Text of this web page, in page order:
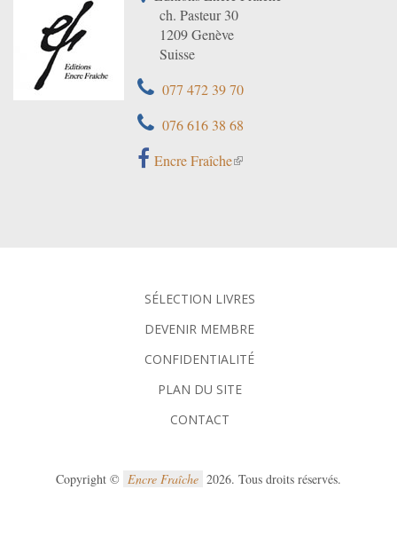
ch. Pasteur 30
1209 Genève
Suisse
077 472 39 70
076 616 38 68
Encre Fraîche
SÉLECTION LIVRES
DEVENIR MEMBRE
CONFIDENTIALITÉ
PLAN DU SITE
CONTACT
Copyright © Encre Fraîche 2026. Tous droits réservés.